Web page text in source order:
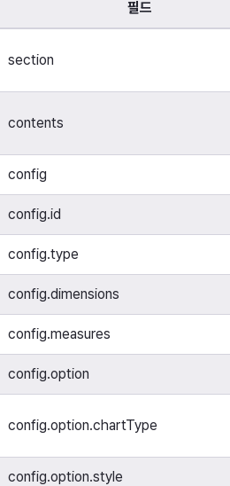
필드
section
contents
config
config.id
config.type
config.dimensions
config.measures
config.option
config.option.chartType
config.option.style